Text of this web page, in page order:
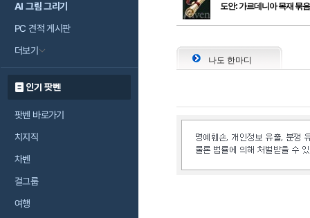
AI 그림 그리기
PC 견적 게시판
더보기
인기 팟벤
팟벤 바로가기
치지직
차벤
걸그룹
여행
도안: 가르데니아 목재 묶음
나도 한마디